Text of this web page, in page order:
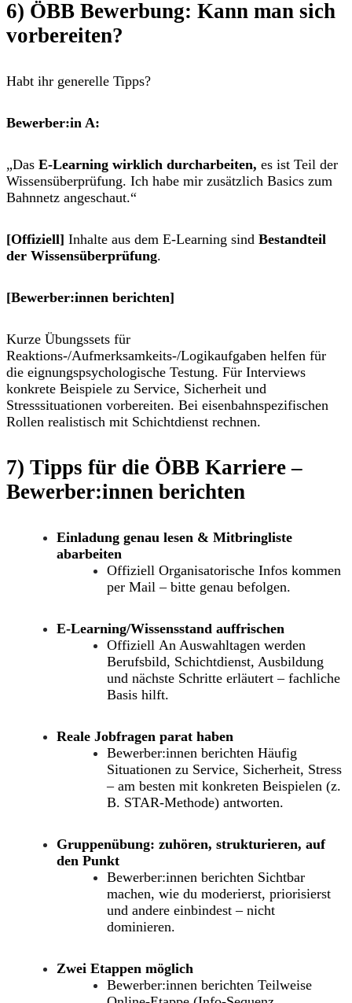
6) ÖBB Bewerbung: Kann man sich
vorbereiten?
Habt ihr generelle Tipps?
Bewerber:in A:
„Das E-Learning wirklich durcharbeiten, es ist Teil der
Wissensüberprüfung. Ich habe mir zusätzlich Basics zum
Bahnnetz angeschaut.“
[Offiziell] Inhalte aus dem E-Learning sind Bestandteil
der Wissensüberprüfung.
[Bewerber:innen berichten]
Kurze Übungssets für
Reaktions-/Aufmerksamkeits-/Logikaufgaben helfen für
die eignungspsychologische Testung. Für Interviews
konkrete Beispiele zu Service, Sicherheit und
Stresssituationen vorbereiten. Bei eisenbahnspezifischen
Rollen realistisch mit Schichtdienst rechnen.
7) Tipps für die ÖBB Karriere–
Bewerber:innen berichten
Einladung genau lesen & Mitbringliste
abarbeiten
Offiziell Organisatorische Infos kommen
per Mail – bitte genau befolgen.
E-Learning/Wissensstand auffrischen
Offiziell An Auswahltagen werden
Berufsbild, Schichtdienst, Ausbildung
und nächste Schritte erläutert – fachliche
Basis hilft.
Reale Jobfragen parat haben
Bewerber:innen berichten Häufig
Situationen zu Service, Sicherheit, Stress
– am besten mit konkreten Beispielen (z.
B. STAR-Methode) antworten.
Gruppenübung: zuhören, strukturieren, auf
den Punkt
Bewerber:innen berichten Sichtbar
machen, wie du moderierst, priorisierst
und andere einbindest – nicht
dominieren.
Zwei Etappen möglich
Bewerber:innen berichten Teilweise